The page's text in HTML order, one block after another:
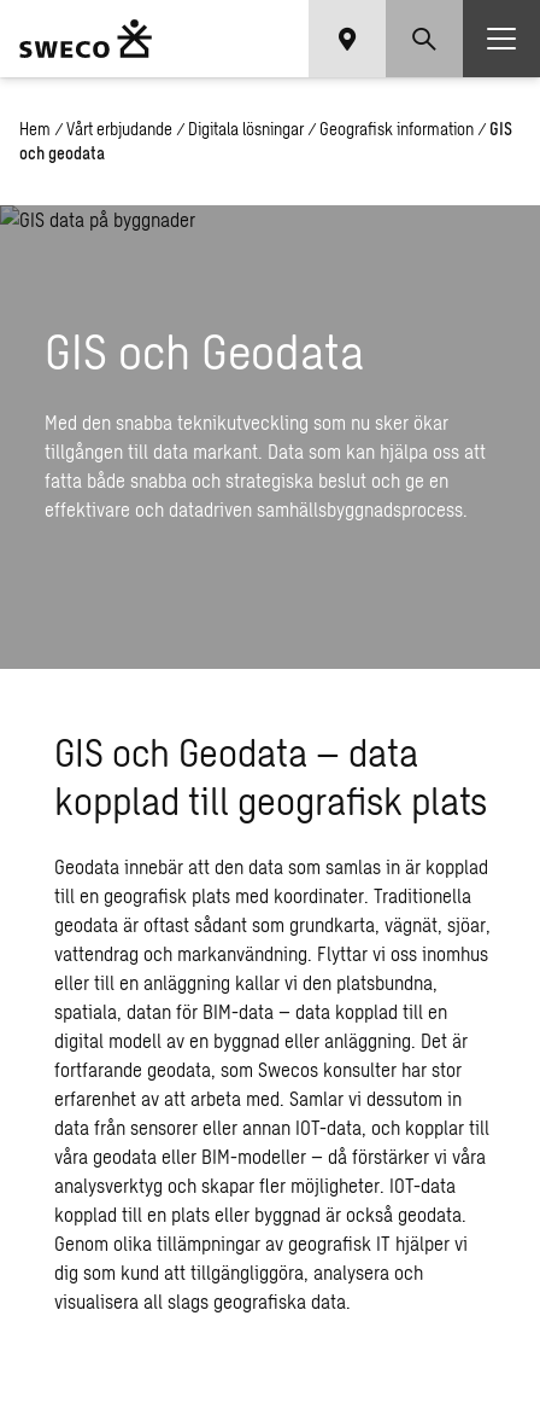
Hem / Vårt erbjudande / Digitala lösningar / Geografisk information / GIS
och geodata
GIS och Geodata
Med den snabba teknikutveckling som nu sker ökar
tillgången till data markant. Data som kan hjälpa oss att
fatta både snabba och strategiska beslut och ge en
effektivare och datadriven samhällsbyggnadsprocess.
GIS och Geodata – data
kopplad till geografisk plats
Geodata innebär att den data som samlas in är kopplad
till en geografisk plats med koordinater. Traditionella
geodata är oftast sådant som grundkarta, vägnät, sjöar,
vattendrag och markanvändning. Flyttar vi oss inomhus
eller till en anläggning kallar vi den platsbundna,
spatiala, datan för BIM-data – data kopplad till en
digital modell av en byggnad eller anläggning. Det är
fortfarande geodata, som Swecos konsulter har stor
erfarenhet av att arbeta med. Samlar vi dessutom in
data från sensorer eller annan IOT-data, och kopplar till
våra geodata eller BIM-modeller – då förstärker vi våra
analysverktyg och skapar fler möjligheter. IOT-data
kopplad till en plats eller byggnad är också geodata.
Genom olika tillämpningar av geografisk IT hjälper vi
dig som kund att tillgängliggöra, analysera och
visualisera all slags geografiska data.